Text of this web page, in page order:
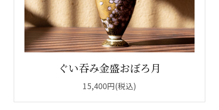
ぐい吞み金盛おぼろ月
15,400円(税込)